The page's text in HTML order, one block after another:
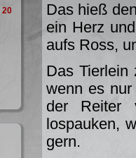
20
Das hieß
ein Herz
aufs Ross,
Das Tierlein
wenn es
der Reiter
lospauken,
gern.